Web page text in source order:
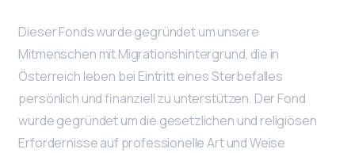
Dieser Fonds wurde gegründet um unsere
Mitmenschen mit Migrationshintergrund, die in
Österreich leben bei Eintritt eines Sterbefalles
persönlich und finanziell zu unterstützen. Der Fond
wurde gegründet um die gesetzlichen und religiösen
Erfordernisse auf professionelle Art und Weise